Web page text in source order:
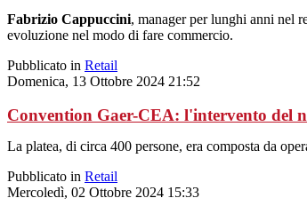
Fabrizio Cappuccini, manager per lunghi anni nel
evoluzione nel modo di fare commercio.
Pubblicato in Retail
Domenica, 13 Ottobre 2024 21:52
Convention Gaer-CEA: l'intervento del
La platea, di circa 400 persone, era composta da
Pubblicato in Retail
Mercoledì, 02 Ottobre 2024 15:33